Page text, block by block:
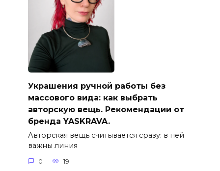
Украшения ручной работы без
массового вида: как выбрать
авторскую вещь. Рекомендации от
бренда YASKRAVA.
Авторская вещь считывается сразу: в ней
важны линия
0 19